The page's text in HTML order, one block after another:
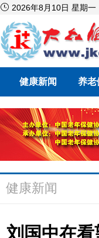
 2026年8月10日 星期一
健康新闻 养老
健康新闻
刘国中在